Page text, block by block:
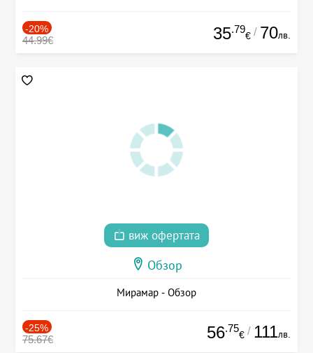
-20%
44.99€ 35.79
€ / 70лв.
виж офертата
Обзор
Мирамар - Обзор
-25%
75.67€ 56.75
€ / 111лв.